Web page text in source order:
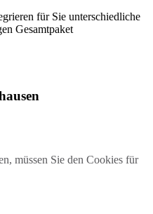
für Sie unterschiedliche
Gesamtpaket
müssen Sie den Cookies für